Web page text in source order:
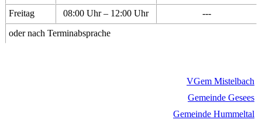
Freitag
08:00 Uhr – 12:00 Uhr
---
oder nach Terminabsprache
VGem Mistelbach
Gemeinde Gesees
Gemeinde Hummeltal